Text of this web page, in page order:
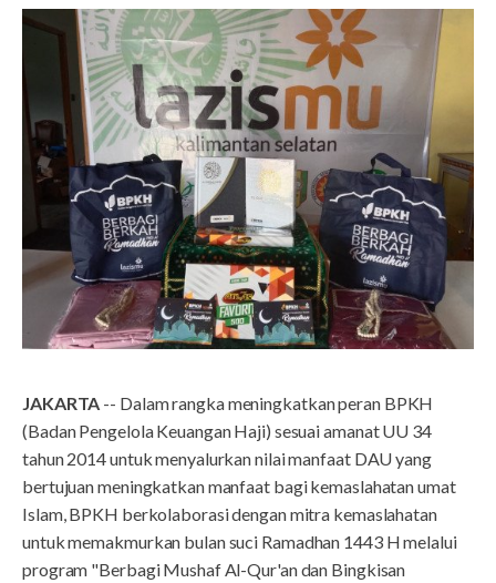
JAKARTA -- Dalam rangka meningkatkan peran BPKH
(Badan Pengelola Keuangan Haji) sesuai amanat UU 34
tahun 2014 untuk menyalurkan nilai manfaat DAU yang
bertujuan meningkatkan manfaat bagi kemaslahatan umat
Islam, BPKH berkolaborasi dengan mitra kemaslahatan
untuk memakmurkan bulan suci Ramadhan 1443 H melalui
program "Berbagi Mushaf Al-Qur'an dan Bingkisan